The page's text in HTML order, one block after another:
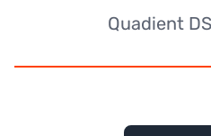
Quadient